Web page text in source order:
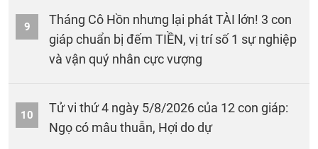
9
Tháng Cô Hồn nhưng lại phát TÀI lớn! 3 con
giáp chuẩn bị đếm TIỀN, vị trí số 1 sự nghiệp
và vận quý nhân cực vượng
10
Tử vi thứ 4 ngày 5/8/2026 của 12 con giáp:
Ngọ có mâu thuẫn, Hợi do dự